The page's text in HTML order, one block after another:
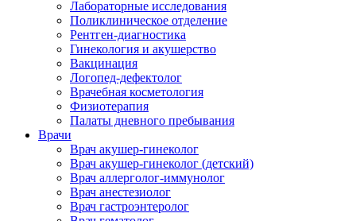
Лабораторные исследования
Поликлиническое отделение
Рентген-диагностика
Гинекология и акушерство
Вакцинация
Логопед-дефектолог
Врачебная косметология
Физиотерапия
Палаты дневного пребывания
Врачи
Врач акушер-гинеколог
Врач акушер-гинеколог (детский)
Врач аллерголог-иммунолог
Врач анестезиолог
Врач гастроэнтеролог